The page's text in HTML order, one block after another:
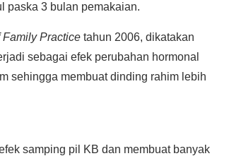
paska 3 bulan pemakaian.
Family Practice tahun 2006, dikatakan
sebagai efek perubahan hormonal
sehingga membuat dinding rahim lebih
samping pil KB dan membuat banyak